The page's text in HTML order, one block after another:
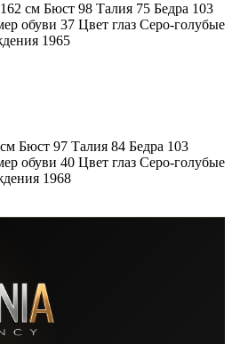
см Бюст 98 Талия 75 Бедра 103
обуви 37 Цвет глаз Серо-голубые
1965
Бюст 97 Талия 84 Бедра 103
обуви 40 Цвет глаз Серо-голубые
1968